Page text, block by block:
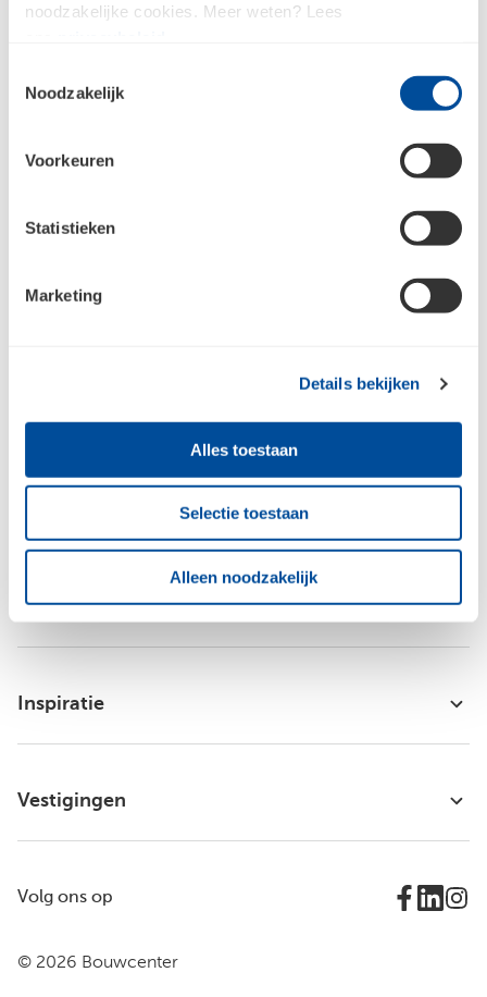
noodzakelijke cookies. Meer weten? Lees
Noodzakelijk
Voorkeuren
Statistieken
Marketing
Details bekijken
Alles toestaan
Selectie toestaan
Alleen noodzakelijk
Gesloten
Meld je aan voor de nieuwsbrief en
Jouw e-mailadres
Bouwcenter Concordia
Inspiratie
Vestigingen
© 2026 Bouwcenter
Volg ons op